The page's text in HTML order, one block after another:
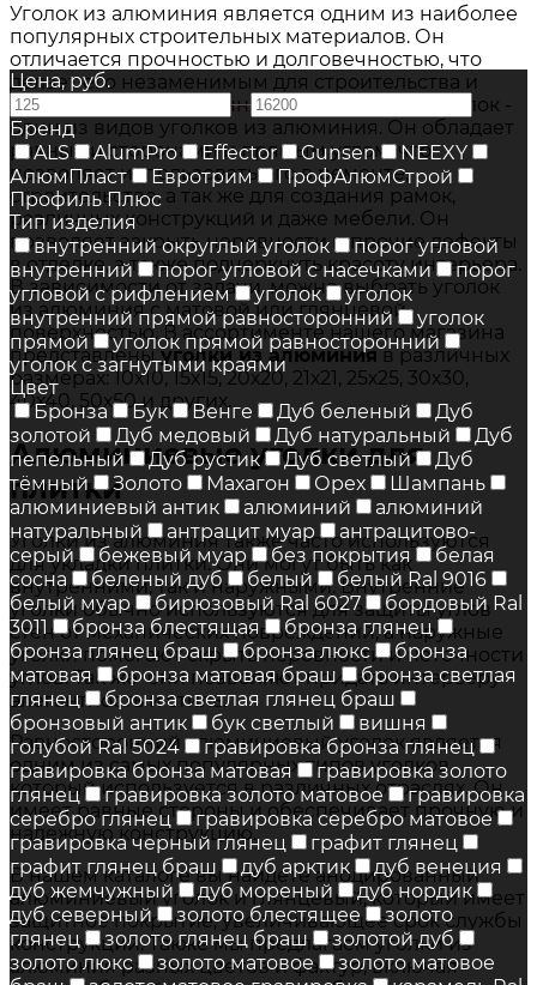
Уголок из алюминия является одним из наиболее
популярных строительных материалов. Он
отличается прочностью и долговечностью, что
делает его незаменимым для строительства и
ремонта. Равносторонний алюминиевый уголок -
один из видов уголков из алюминия. Он обладает
равными сторонами и прямым углом, что
позволяет использовать его в ремонте,
строительстве, а так же для создания рамок,
различных конструкций и даже мебели. Он
позволяет закрыть неровности и прочие дефекты
в отделке, а также подчеркнуть красоту интерьера.
В зависимости от задачи, можно выбрать уголок
из алюминия с матовой или глянцевой
поверхностью. В ассортименте нашего магазина
представленыуголки из алюминияв различных
размерах: 10х10, 15х15, 20х20, 21х21, 25х25, 30х30,
40х40, 50х50 и других.
Алюминиевые уголки для
плитки
Уголки из алюминия также часто используются
для укладки плитки. Они могут быть как
внутренними, так и наружными. Внутренние
уголки обычно используются для защиты углов
стен от механических повреждений, а наружные
уголки помогают скрыть неровности и неточности
углов. Так же они позволяют придать интерьеру
элегантность и стиль.
Равносторонний алюминиевый уголок является
одним из самых популярных типов уголков,
который используется в различных отраслях. Он
имеет равные стороны и обеспечивает прочную и
надежную конструкцию.
В нашем каталоге вы найдете анодированный
алюминиевый уголок и глянцевый, который имеет
защитное покрытие, увеличивающее срок службы
конструкций. Также мы предлагаем уголки из
алюминия разных цветов и фактур, включая
Цена, руб.
—
Бренд
ALS
AlumPro Effector Gunsen
NEEXY
АлюмПласт
Евротрим
ПрофАлюмСтрой
Профиль Плюс
Тип изделия
внутренний округлый уголок
порог угловой
внутренний
порог угловой с насечками
порог
угловой с рифлением
уголок
уголок
внутренний прямой равносторонний
уголок
прямой
уголок прямой равносторонний
уголок с загнутыми краями
Цвет
Бронза
Бук Венге Дуб беленый
Дуб
золотой
Дуб медовый Дуб натуральный
Дуб
пепельный
Дуб рустик Дуб светлый
Дуб
тёмный
Золото Махагон Орех
Шампань
алюминиевый антик
алюминий
алюминий
натуральный
антрацит муар
антрацитово-
серый
бежевый муар без покрытия
белая
сосна
беленый дуб белый
белый Ral 9016
белый муар
бирюзовый Ral 6027
бордовый Ral
3011
бронза блестящая
бронза глянец
бронза глянец браш
бронза люкс
бронза
матовая
бронза матовая браш
бронза светлая
глянец
бронза светлая глянец браш
бронзовый антик
бук светлый
вишня
голубой Ral 5024
гравировка бронза глянец
гравировка бронза матовая
гравировка золото
глянец
гравировка золото матовое
гравировка
серебро глянец
гравировка серебро матовое
гравировка черный глянец
графит глянец
графит глянец браш
дуб арктик
дуб венеция
дуб жемчужный
дуб мореный
дуб нордик
дуб северный
золото блестящее
золото
глянец
золото глянец браш
золотой дуб
золото люкс
золото матовое
золото матовое